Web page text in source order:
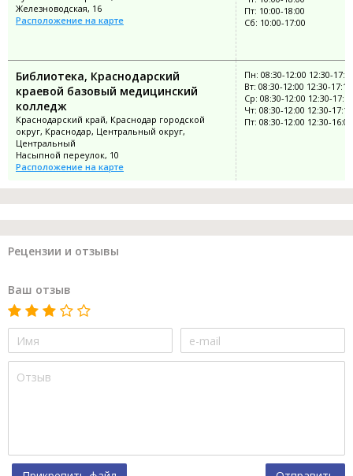
Железноводская, 16
Расположение на карте
Пт: 10:00-18:00
Сб: 10:00-17:00
Библиотека, Краснодарский
краевой базовый медицинский
колледж
Краснодарский край, Краснодар городской
округ, Краснодар, Центральный округ,
Центральный
Насыпной переулок, 10
Расположение на карте
Пн: 08:30-12:00 12:30-
Вт: 08:30-12:00 12:30-17:15
Ср: 08:30-12:00 12:30-17:15
Чт: 08:30-12:00 12:30-17:15
Пт: 08:30-12:00 12:30-16:00
Рецензии и отзывы
Ваш отзыв